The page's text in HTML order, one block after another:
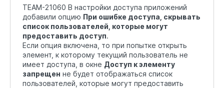
TEAM-21060 В настройки доступа приложений
добавили опцию При ошибке доступа, скрывать
список пользователей, которые могут
предоставить доступ.
Если опция включена, то при попытке открыть
элемент, к которому текущий пользователь не
имеет доступа, в окне Доступ к элементу
запрещен не будет отображаться список
пользователей, которые могут предоставить